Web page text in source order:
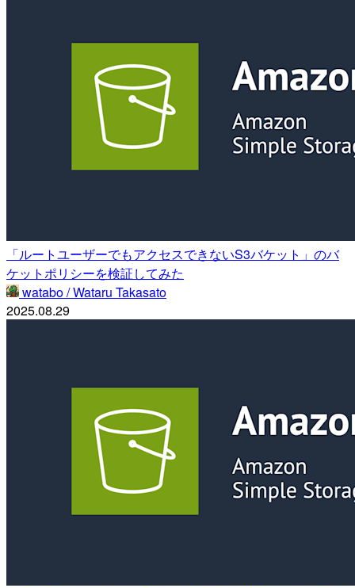
「ルートユーザーでもアクセスできないS3バケット」のバ
ケットポリシーを検証してみた
watabo / Wataru Takasato
2025.08.29